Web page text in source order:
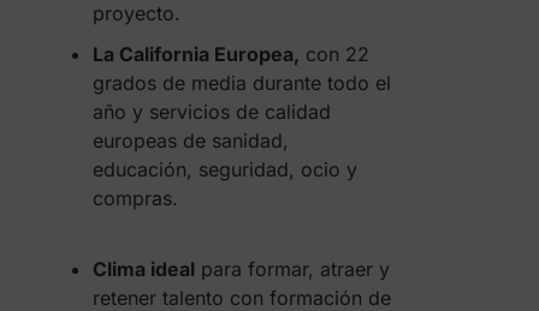
proyecto.
La California Europea, con 22
grados de media durante todo el
año y servicios de calidad
europeas de sanidad,
educación, seguridad, ocio y
compras.
Clima ideal para formar, atraer y
retener talento con formación de